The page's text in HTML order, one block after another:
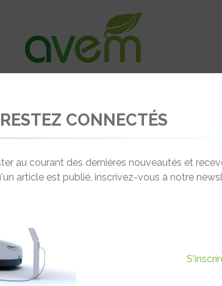
SUR LES
RESTEZ CONNECTÉS
au courant des dernières nouveautés et
article est publié, inscrivez-vous à notre